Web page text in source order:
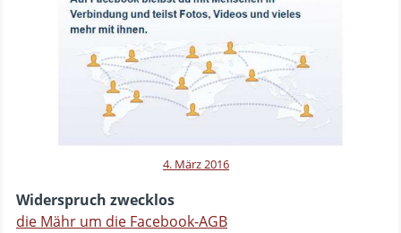
4. März 2016
Widerspruch zwecklos
die Mähr um die Facebook-AGB